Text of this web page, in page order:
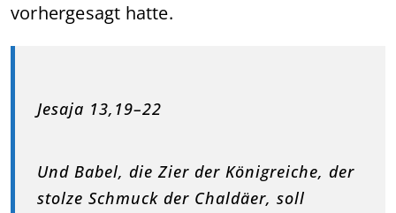
vorhergesagt hatte.
Jesaja 13,19–22
Und Babel, die Zier der Königreiche, der
stolze Schmuck der Chaldäer, soll